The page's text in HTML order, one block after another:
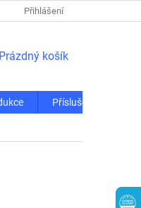
Přihlášení
NÁKUPNÍ
Prázdný košík
Příslušenství